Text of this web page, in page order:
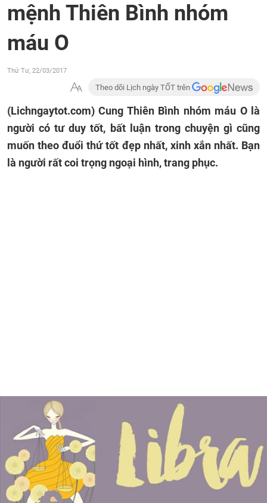
mệnh Thiên Bình nhóm
máu O
Thứ Tư, 22/03/2017
Theo dõi Lịch ngày TỐT trên
(Lichngaytot.com) Cung Thiên Bình nhóm máu O là
người có tư duy tốt, bất luận trong chuyện gì cũng
muốn theo đuổi thứ tốt đẹp nhất, xinh xắn nhất. Bạn
là người rất coi trọng ngoại hình, trang phục.